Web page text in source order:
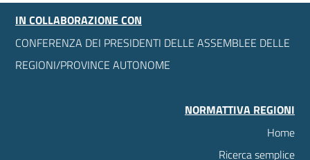
IN COLLABORAZIONE CON
CONFERENZA DEI PRESIDENTI DELLE ASSEMBLEE DELLE
REGIONI/PROVINCE AUTONOME
NORMATTIVA REGIONI
Home
Ricerca semplice